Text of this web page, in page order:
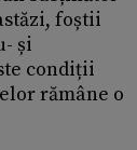
foștii
și
condiții
rămâne o